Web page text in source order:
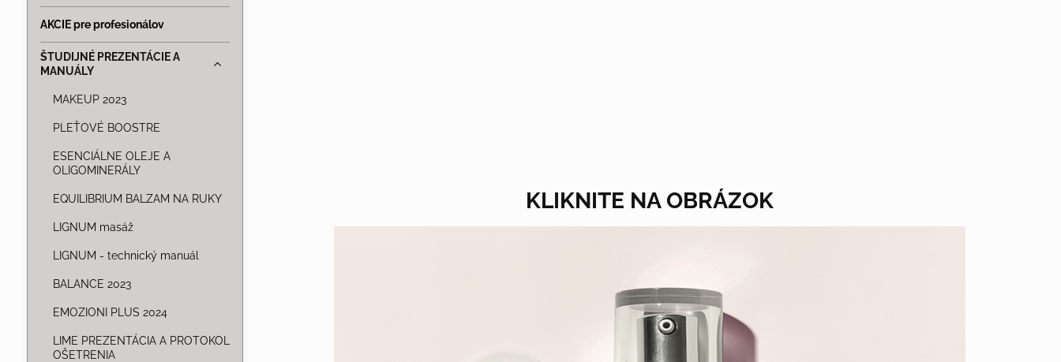
KLIKNITE NA OBRÁZOK
AKCIE pre profesionálov
ŠTUDIJNÉ PREZENTÁCIE A
MANUÁLY
MAKEUP 2023
PLEŤOVÉ BOOSTRE
ESENCIÁLNE OLEJE A
OLIGOMINERÁLY
EQUILIBRIUM BALZAM NA RUKY
LIGNUM masáž
LIGNUM - technický manuál
BALANCE 2023
EMOZIONI PLUS 2024
LIME PREZENTÁCIA A PROTOKOL
OŠETRENIA